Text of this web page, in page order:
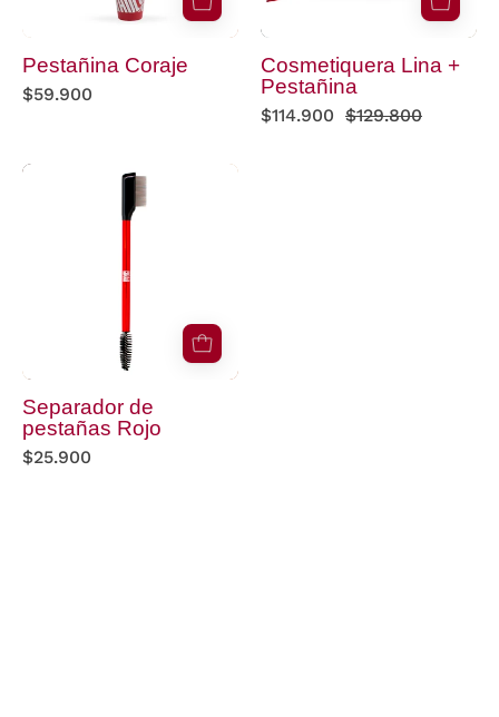
Pestañina Coraje
$59.900
Cosmetiquera Lina +
Pestañina
$114.900 $129.800
Separador
de
Separador de
pestañas Rojo
$25.900